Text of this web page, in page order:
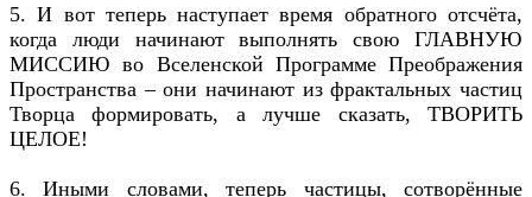
5. И вот теперь наступает время обратного отсчёта,
когда люди начинают выполнять свою ГЛАВНУЮ
МИССИЮ во Вселенской Программе Преображения
Пространства – они начинают из фрактальных частиц
Творца формировать, а лучше сказать, ТВОРИТЬ
ЦЕЛОЕ!
6. Иными словами, теперь частицы, сотворённые